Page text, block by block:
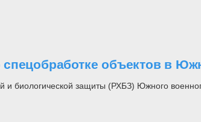
объектов в
и биологической защиты (РХБЗ) Южного